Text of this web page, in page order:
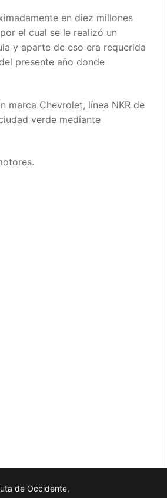
en diez millones
el cual se le realizó un
y aparte de eso era requerida
presente año donde
marca Chevrolet, línea NKR de
verde mediante
de Occidente,